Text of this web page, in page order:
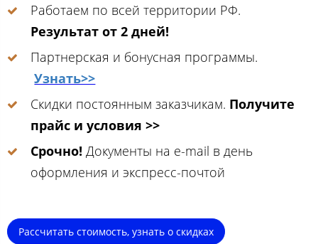
Работаем по всей территории РФ.
Результат от 2 дней!
Партнерская и бонусная программы.
Узнать>>
Скидки постоянным заказчикам. Получите
прайс и условия >>
Срочно! Документы на e-mail в день
оформления и экспресс-почтой
Рассчитать стоимость, узнать о скидках